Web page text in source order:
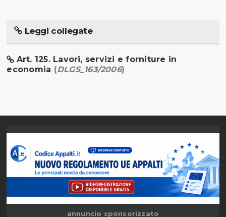
Leggi collegate
Art. 125. Lavori, servizi e forniture in
economia (DLGS_163/2006)
annuncio sponsorizzato